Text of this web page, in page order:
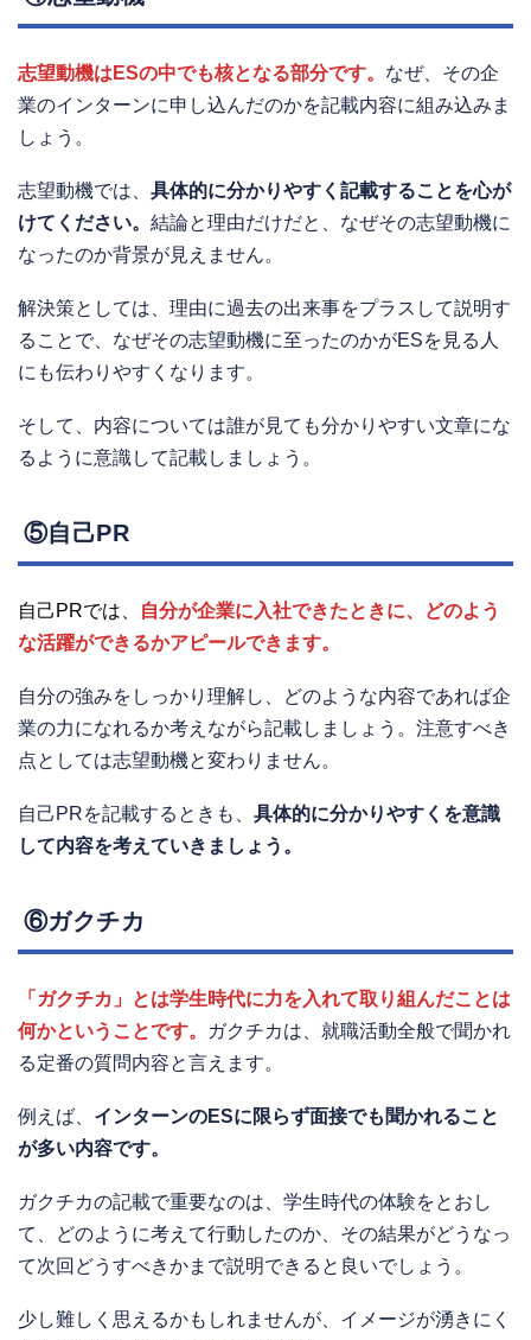
志望動機はESの中でも核となる部分です。 なぜ、その企
業のインターンに申し込んだのかを記載内容に組み込みま
しょう。
志望動機では、 具体的に分かりやすく記載することを心が
けてください。 結論と理由だけだと、なぜその志望動機に
なったのか背景が見えません。
解決策としては、理由に過去の出来事をプラスして説明す
ることで、なぜその志望動機に至ったのかがESを見る人
にも伝わりやすくなります。
そして、内容については誰が見ても分かりやすい文章にな
るように意識して記載しましょう。
⑤自己PR
自己PRでは、
自分が企業に入社できたときに、どのよう
な活躍ができるかアピールできます。
自分の強みをしっかり理解し、どのような内容であれば企
業の力になれるか考えながら記載しましょう。注意すべき
点としては志望動機と変わりません。
自己PRを記載するときも、 具体的に分かりやすくを意識
して内容を考えていきましょう。
⑥ガクチカ
「ガクチカ」とは学生時代に力を入れて取り組んだことは
何かということです。
ガクチカは、就職活動全般で聞かれ
る定番の質問内容と言えます。
例えば、 インターンのESに限らず面接でも聞かれること
が多い内容です。
ガクチカの記載で重要なのは、学生時代の体験をとおし
て、どのように考えて行動したのか、その結果がどうなっ
て次回どうすべきかまで説明できると良いでしょう。
少し難しく思えるかもしれませんが、イメージが湧きにく